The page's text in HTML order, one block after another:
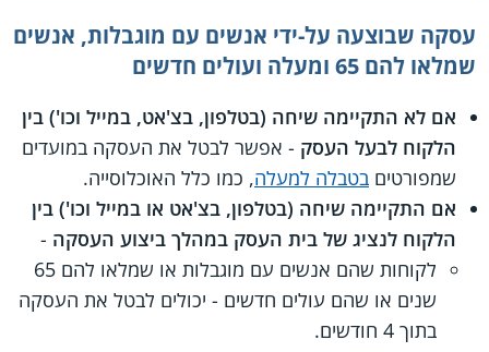
עסקה שבוצעה על-ידי אנשים עם מוגבלות, אנשים
שמלאו להם 65 ומעלה ועולים חדשים
אם לא התקיימה שיחה (בטלפון, בצ'אט, במייל וכו') בין
הלקוח לבעל העסק - אפשר לבטל את העסקה במועדים
שמפורטים בטבלה למעלה, כמו כלל האוכלוסייה.
אם התקיימה שיחה (בטלפון, בצ'אט או במייל וכו') בין
הלקוח לנציג של בית העסק במהלך ביצוע העסקה -
לקוחות שהם אנשים עם מוגבלות או שמלאו להם 65
שנים או שהם עולים חדשים - יכולים לבטל את העסקה
בתוך 4 חודשים.